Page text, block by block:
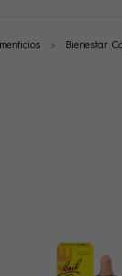
Bienestar